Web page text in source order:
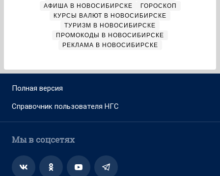
АФИША В НОВОСИБИРСКЕ
ГОРОСКОП
КУРСЫ ВАЛЮТ В НОВОСИБИРСКЕ
ТУРИЗМ В НОВОСИБИРСКЕ
ПРОМОКОДЫ В НОВОСИБИРСКЕ
РЕКЛАМА В НОВОСИБИРСКЕ
Полная версия
Справочник пользователя НГС
Мы в соцсетях